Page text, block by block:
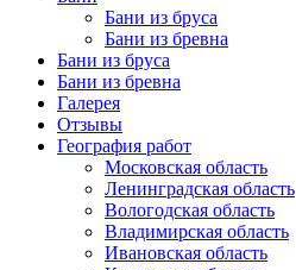
Бани из бруса
Бани из бревна
Бани из бруса
Бани из бревна
Галерея
Отзывы
География работ
Московская область
Ленинградская область
Вологодская область
Владимирская область
Ивановская область